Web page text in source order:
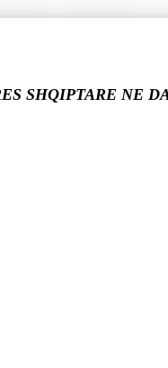
SHQIPTARE NE